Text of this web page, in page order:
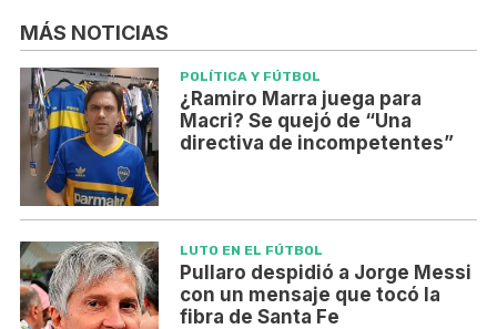
MÁS NOTICIAS
POLÍTICA Y FÚTBOL
¿Ramiro Marra juega para
Macri? Se quejó de “Una
directiva de incompetentes”
LUTO EN EL FÚTBOL
Pullaro despidió a Jorge Messi
con un mensaje que tocó la
fibra de Santa Fe